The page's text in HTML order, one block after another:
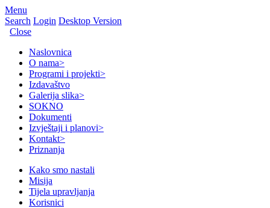
Menu
Search Login Desktop Version
Close
Naslovnica
O nama>
Programi i projekti>
Izdavaštvo
Galerija slika>
SOKNO
Dokumenti
Izvještaji i planovi>
Kontakt>
Priznanja
Kako smo nastali
Misija
Tijela upravljanja
Korisnici